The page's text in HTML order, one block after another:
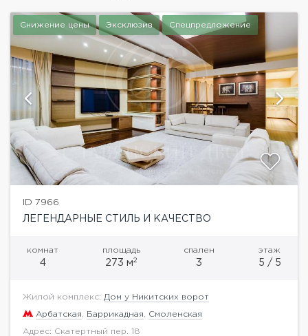
Снижение цены Эксклюзив Спецпредложение
ID 7966
ЛЕГЕНДАРНЫЕ СТИЛЬ И КАЧЕСТВО
комнат
4
площадь
273 м2
спален
3
этаж
5 / 5
Жилой комплекс: Дом у Никитских ворот
Арбатская Баррикадная Смоленская
Адрес: Скатертный пер. 18